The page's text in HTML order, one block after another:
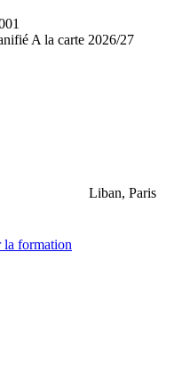
A la carte 2026/27
Liban, Paris
la formation